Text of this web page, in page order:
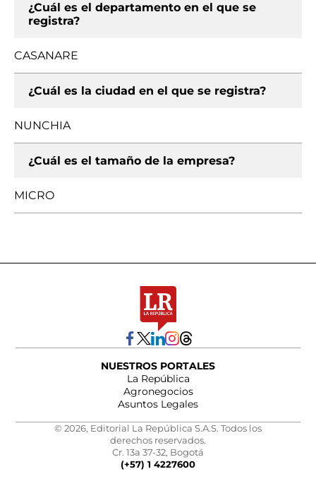
¿Cuál es el departamento en el que se
registra?
CASANARE
¿Cuál es la ciudad en el que se registra?
NUNCHIA
¿Cuál es el tamaño de la empresa?
MICRO
NUESTROS PORTALES
La República
Agronegocios
Asuntos Legales
© 2026, Editorial La República S.A.S. Todos los
derechos reservados.
Cr. 13a 37-32, Bogotá
(+57) 1 4227600